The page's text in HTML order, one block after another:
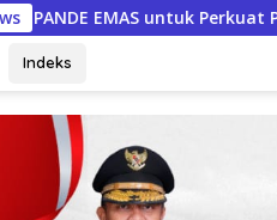
Masyarakat
Indeks